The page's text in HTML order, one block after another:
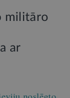
militāro
ar